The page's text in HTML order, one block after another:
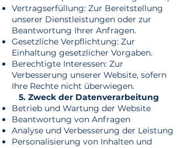
Vertragserfüllung: Zur Bereitstellung
unserer Dienstleistungen oder zur
Beantwortung Ihrer Anfragen.
Gesetzliche Verpflichtung: Zur
Einhaltung gesetzlicher Vorgaben.
Berechtigte Interessen: Zur
Verbesserung unserer Website, sofern
Ihre Rechte nicht überwiegen.
5. Zweck der Datenverarbeitung
Betrieb und Wartung der Website
Beantwortung von Anfragen
Analyse und Verbesserung der Leistung
Personalisierung von Inhalten und